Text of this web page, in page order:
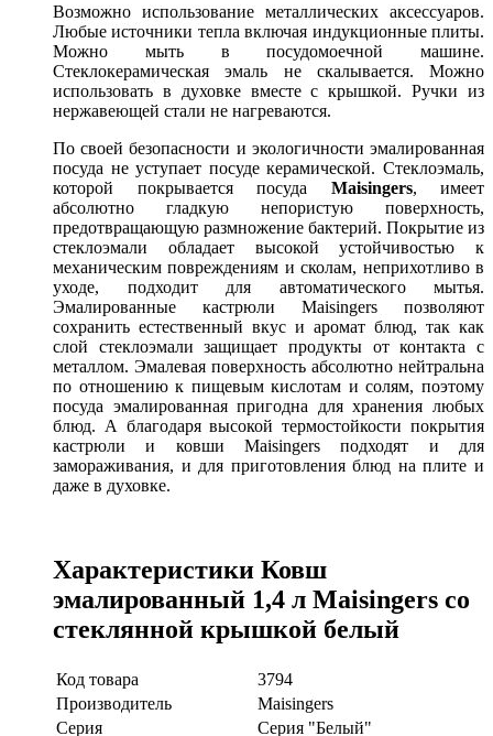
Возможно использование металлических аксессуаров.
Любые источники тепла включая индукционные плиты.
Можно мыть в посудомоечной машине.
Стеклокерамическая эмаль не скалывается. Можно
использовать в духовке вместе с крышкой. Ручки из
нержавеющей стали не нагреваются.
По своей безопасности и экологичности эмалированная
посуда не уступает посуде керамической. Стеклоэмаль,
которой покрывается посуда Maisingers, имеет
абсолютно гладкую непористую поверхность,
предотвращающую размножение бактерий. Покрытие из
стеклоэмали обладает высокой устойчивостью к
механическим повреждениям и сколам, неприхотливо в
уходе, подходит для автоматического мытья.
Эмалированные кастрюли Maisingers позволяют
сохранить естественный вкус и аромат блюд, так как
слой стеклоэмали защищает продукты от контакта с
металлом. Эмалевая поверхность абсолютно нейтральна
по отношению к пищевым кислотам и солям, поэтому
посуда эмалированная пригодна для хранения любых
блюд. А благодаря высокой термостойкости покрытия
кастрюли и ковши
Maisingers подходят и для
замораживания, и для приготовления блюд на плите и
даже в духовке.
Характеристики Ковш
эмалированный 1,4 л Maisingers со
стеклянной крышкой белый
Код товара
3794
Производитель
Maisingers
Серия
Серия "Белый"